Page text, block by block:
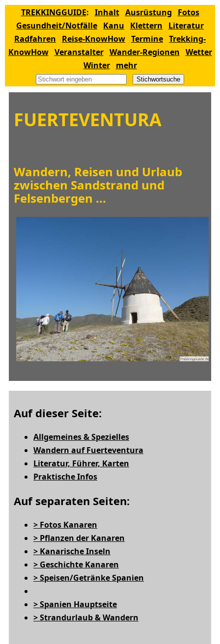
TREKKINGGUIDE: Inhalt Ausrüstung
Fotos
Gesundheit/Notfälle Kanu Klettern
Literatur
Radfahren
Reise-KnowHow Termine Trekking-
KnowHow Veranstalter Wander-Regionen Wetter
Winter
mehr
Stichwortsuche
FUERTEVENTURA
Wandern, Reisen und Urlaub
zwischen Sandstrand und
Felsenbergen ...
Auf dieser Seite:
Allgemeines & Spezielles
Wandern auf Fuerteventura
Literatur, Führer, Karten
Praktische Infos
Auf separaten Seiten:
> Fotos Kanaren
> Pflanzen der Kanaren
> Kanarische Inseln
> Geschichte Kanaren
> Speisen/Getränke Spanien
> Spanien Hauptseite
> Strandurlaub & Wandern